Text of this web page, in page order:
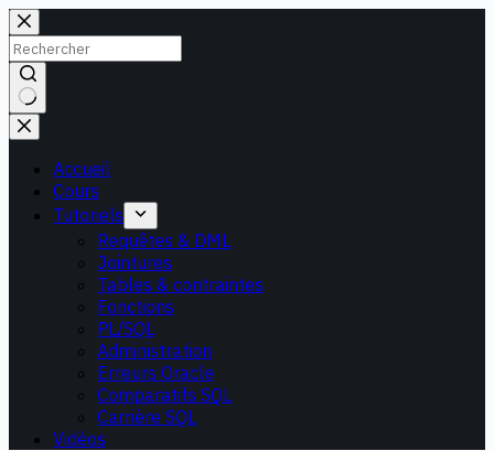
Passer
au
contenu
Aucun
résultat
Accueil
Cours
Tutoriels
Requêtes & DML
Jointures
Tables & contraintes
Fonctions
PL/SQL
Administration
Erreurs Oracle
Comparatifs SQL
Carrière SQL
Vidéos